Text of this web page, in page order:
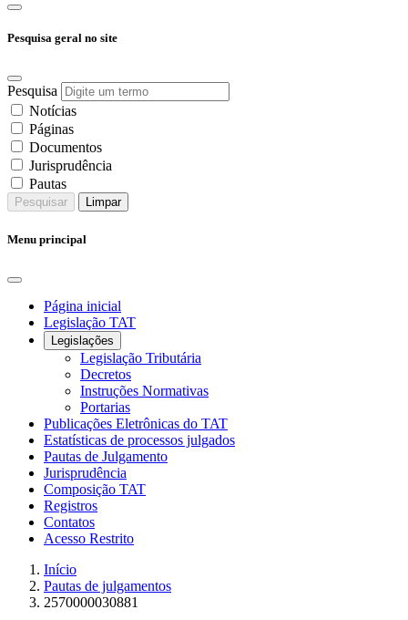
Pesquisa geral no site
Pesquisa
Notícias
Páginas
Documentos
Jurisprudência
Pautas
Pesquisar Limpar
Menu principal
Página inicial
Legislação TAT
Legislações
Legislação Tributária
Decretos
Instruções Normativas
Portarias
Publicações Eletrônicas do TAT
Estatísticas de processos julgados
Pautas de Julgamento
Jurisprudência
Composição TAT
Registros
Contatos
Acesso Restrito
Início
Pautas de julgamentos
2570000030881